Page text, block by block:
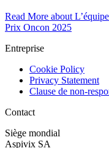
Read More about
Prix Oncon 2025
Entreprise
Cookie Policy
Privacy Statement
Clause de non-
Contact
Siège mondial
Aspivix SA